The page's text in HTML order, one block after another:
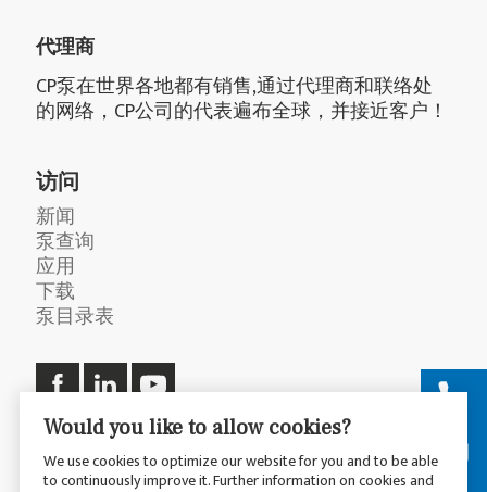
代理商
CP泵在世界各地都有销售,通过代理商和联络处
的网络，CP公司的代表遍布全球，并接近客户！
访问
新闻
泵查询
应用
下载
泵目录表
Would you like to allow cookies?
We use cookies to optimize our website for you and to be able
to continuously improve it. Further information on cookies and